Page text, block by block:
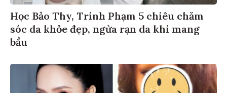
Học Bảo Thy, Trinh Phạm 5 chiêu chăm
sóc da khỏe đẹp, ngừa rạn da khi mang
bầu